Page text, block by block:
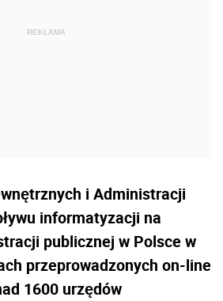
i Administracji
informatyzacji na
publicznej w Polsce w
przeprowadzonych on-line
1600 urzędów